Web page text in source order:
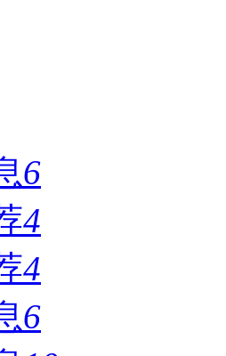
6
4
4
6